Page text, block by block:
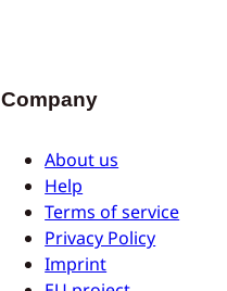
Company
About us
Help
Terms of service
Privacy Policy
Imprint